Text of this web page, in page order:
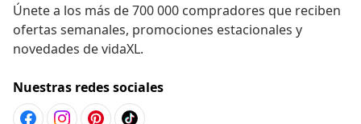
Únete a los más de 700 000 compradores que reciben
ofertas semanales, promociones estacionales y
novedades de vidaXL.
Nuestras redes sociales